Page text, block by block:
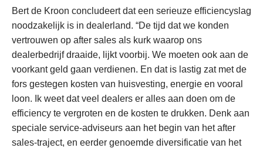
Bert de Kroon concludeert dat een serieuze efficiencyslag
noodzakelijk is in dealerland. “De tijd dat we konden
vertrouwen op after sales als kurk waarop ons
dealerbedrijf draaide, lijkt voorbij. We moeten ook aan de
voorkant geld gaan verdienen. En dat is lastig zat met de
fors gestegen kosten van huisvesting, energie en vooral
loon. Ik weet dat veel dealers er alles aan doen om de
efficiency te vergroten en de kosten te drukken. Denk aan
speciale service-adviseurs aan het begin van het after
sales-traject, en eerder genoemde diversificatie van het